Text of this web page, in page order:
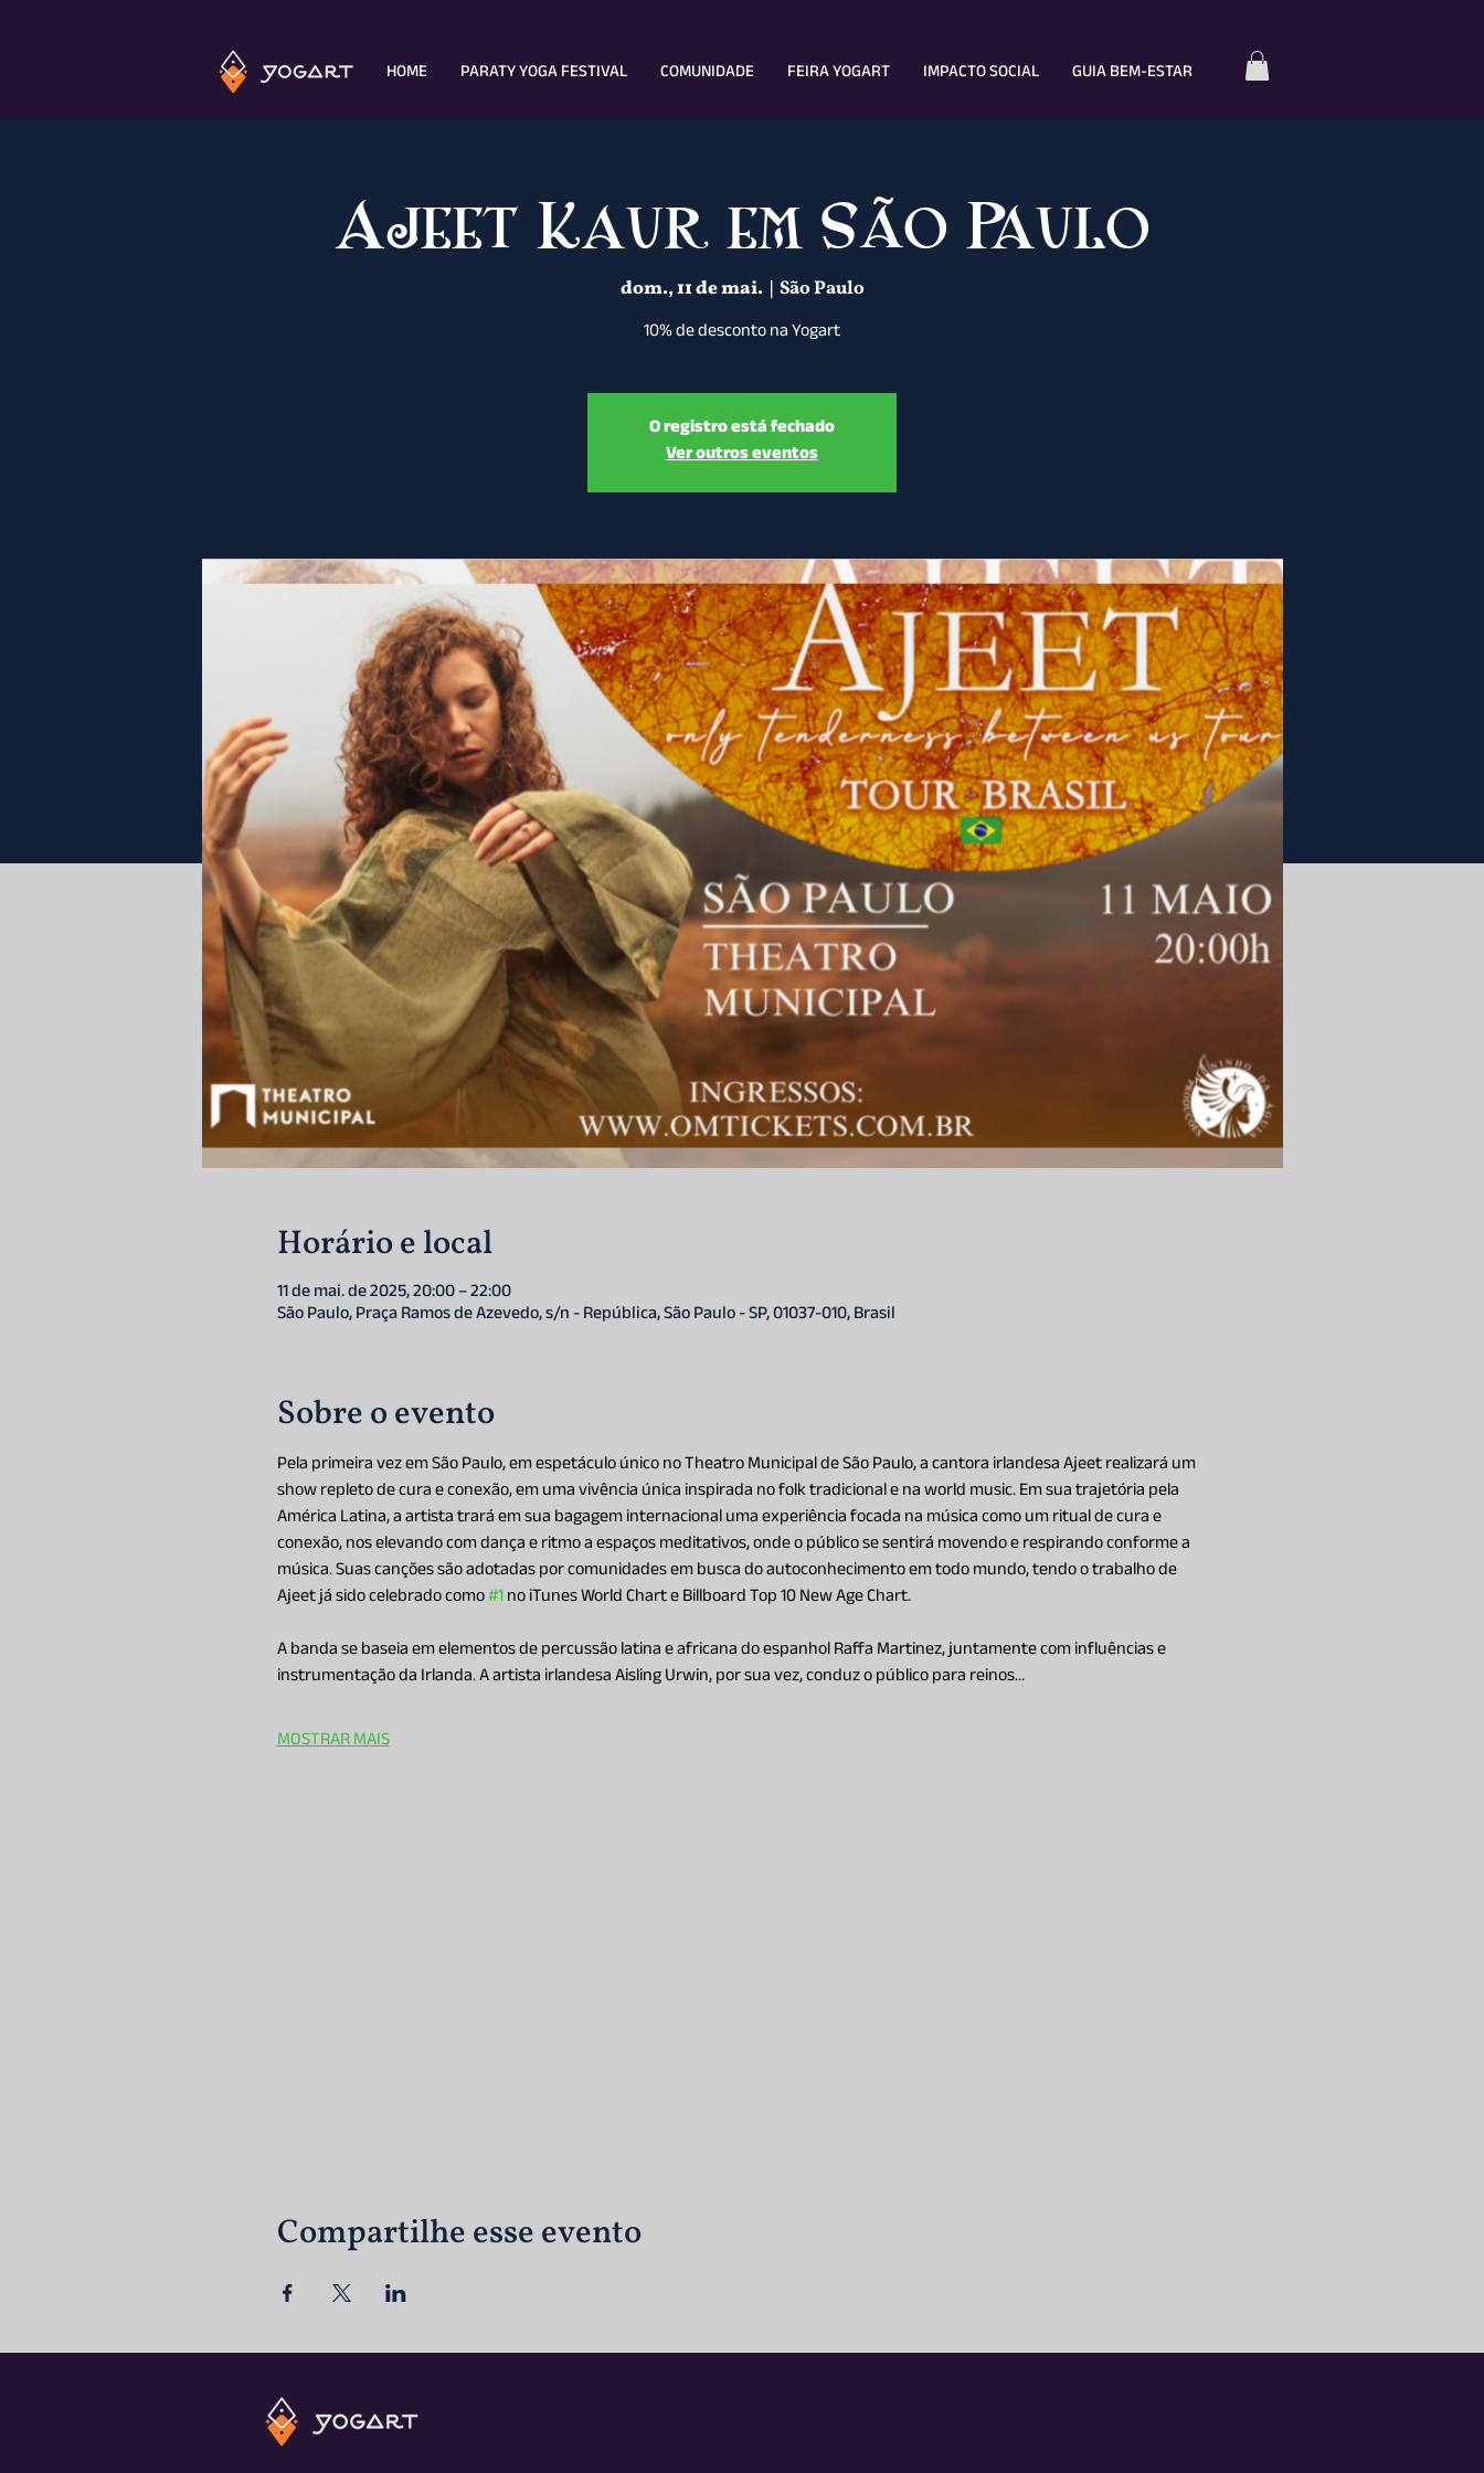
HOME PARATY YOGA FESTIVAL COMUNIDADE FEIRA YOGART IMPACTO SOCIAL GUIA BEM-ESTAR
Ajeet Kaur em São Paulo
dom., 11 de mai.
  |
São Paulo
10% de desconto na Yogart
O registro está fechado
Ver outros eventos
Horário e local
11 de mai. de 2025, 20:00 – 22:00
São Paulo, Praça Ramos de Azevedo, s/n - República, São Paulo - SP, 01037-010, Brasil
Sobre o evento
Pela primeira vez em São Paulo, em espetáculo único no Theatro Municipal de São Paulo, a cantora irlandesa Ajeet realizará um
show repleto de cura e conexão, em uma vivência única inspirada no folk tradicional e na world music. Em sua trajetória pela
América Latina, a artista trará em sua bagagem internacional uma experiência focada na música como um ritual de cura e
conexão, nos elevando com dança e ritmo a espaços meditativos, onde o público se sentirá movendo e respirando conforme a
música. Suas canções são adotadas por comunidades em busca do autoconhecimento em todo mundo, tendo o trabalho de
Ajeet já sido celebrado como #1 no iTunes World Chart e Billboard Top 10 New Age Chart.
A banda se baseia em elementos de percussão latina e africana do espanhol Raffa Martinez, juntamente com influências e
instrumentação da Irlanda. A artista irlandesa Aisling Urwin, por sua vez, conduz o público para reinos…
MOSTRAR MAIS
Compartilhe esse evento